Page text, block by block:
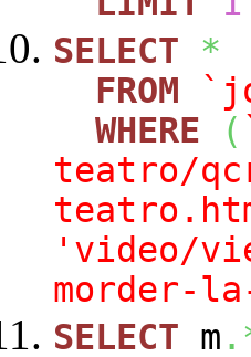
SELECT
*
FROM
WHERE
(
teatro/
'video/
morder-
SELECT m